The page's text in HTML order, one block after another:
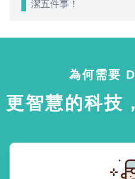
潔五件事！
為何需要
更智慧的科技